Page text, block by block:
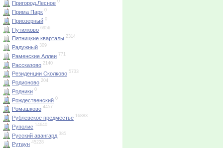
Пригород.Лесное 0
Прима Парк 0
Приозерный 0
Путилково 6956
Пятницкие кварталы 2314
Радужный 309
Раменские Аллеи 771
Рассказово 2140
Резиденции Сколково 5733
Родионово 204
Родники 0
Рождественский 0
Ромашково 4457
Рублевское предместье 16883
Руполис 14640
Русский авангард 385
Рутаун 45228